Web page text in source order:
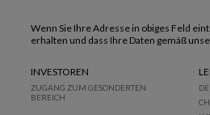
Wenn Sie Ihre Adresse in obiges Feld
erhalten und dass Ihre Daten gemäß
INVESTOREN
ZUGANG ZUM GESONDERTEN
BEREICH